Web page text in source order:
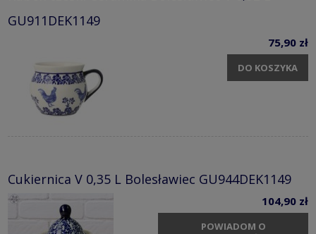
GU911DEK1149
75,90 zł
DO KOSZYKA
Cukiernica V 0,35 L Bolesławiec GU944DEK1149
104,90 zł
POWIADOM O